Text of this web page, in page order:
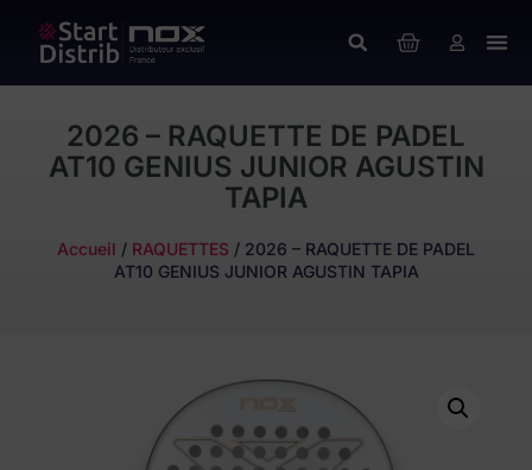
2026 – RAQUETTE DE PADEL
AT10 GENIUS JUNIOR AGUSTIN
TAPIA
Accueil / RAQUETTES / 2026 – RAQUETTE DE PADEL
AT10 GENIUS JUNIOR AGUSTIN TAPIA